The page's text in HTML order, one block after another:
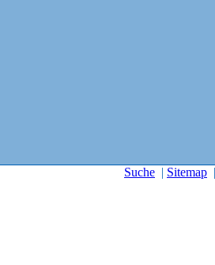
Suche | Sitemap |